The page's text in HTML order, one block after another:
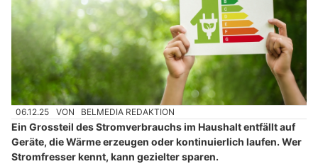
06.12.25 VON BELMEDIA REDAKTION
Ein Grossteil des Stromverbrauchs im Haushalt entfällt auf
Geräte, die Wärme erzeugen oder kontinuierlich laufen. Wer
Stromfresser kennt, kann gezielter sparen.